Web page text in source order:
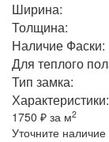
Ширина:
Толщина:
Наличие Фаски:
Для теплого
Тип замка:
Характеристики:
1750 ₽ за м2
Уточните